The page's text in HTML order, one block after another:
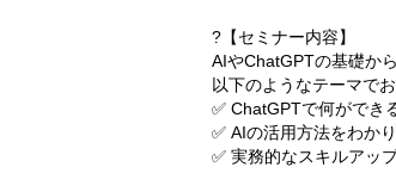
?【セミナー内容】
AIやChatGPTの基礎か
以下のようなテーマで
✅ ChatGPTで何ができ
✅ AIの活用方法をわか
✅ 実務的なスキルアッ